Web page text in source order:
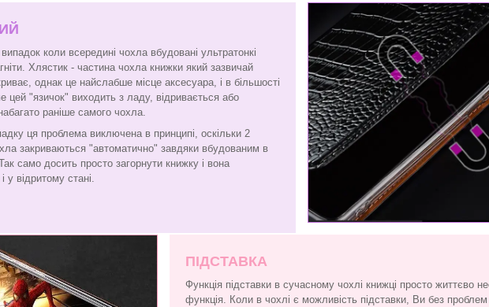
випадок коли всередині чохла вбудовані ультратонкі
Хлястик - частина чохла книжки який зазвичай
однак це найслабше місце аксесуара, і в більшості
цей "язичок" виходить з ладу, відривається або
раніше самого чохла.
ця проблема виключена в принципі, оскільки 2
закриваються "автоматично" завдяки вбудованим в
само досить просто загорнути книжку і вона
у відритому стані.
ПІДСТАВКА
Функція підставки в сучасному чохлі книжці просто життєво
функція. Коли в чохлі є можливість підставки, Ви без